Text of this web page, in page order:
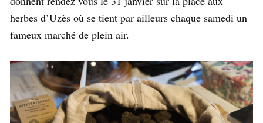
herbes d’Uzès où se tient par ailleurs chaque samedi un
fameux marché de plein air.